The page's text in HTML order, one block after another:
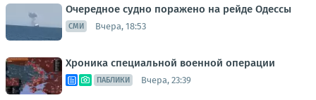
Очередное судно поражено на рейде Одессы
СМИ Вчера, 18:53
Хроника специальной военной операции
ПАБЛИКИ Вчера, 23:39